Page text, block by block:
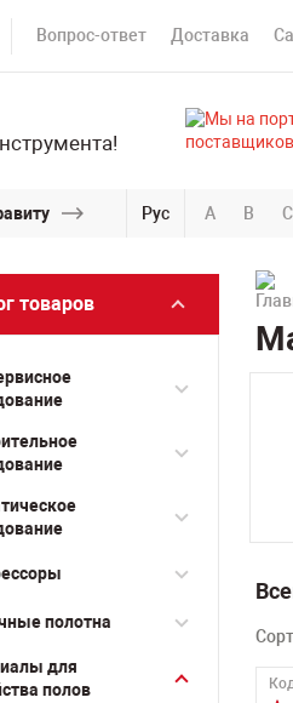
Вопрос-ответ Доставка
Рус A B C
товаров
полотна
для
полов